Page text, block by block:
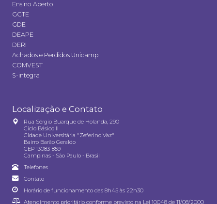
Ensino Aberto
GGTE
GDE
DEAPE
DERI
Achados e Perdidos Unicamp
COMVEST
S-integra
Localização e Contato
Rua Sérgio Buarque de Holanda, 290
Ciclo Básico II
Cidade Universitária "Zeferino Vaz"
Bairro Barão Geraldo
CEP 13083-859
Campinas - São Paulo - Brasil
Telefones
Contato
Horário de funcionamento das 8h45 às 22h30
Atendimento prioritário conforme previsto na Lei 10048 de 11/08/2000